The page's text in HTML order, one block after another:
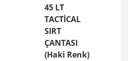
45 LT
TACTİCAL
SIRT
ÇANTASI
(Haki Renk)